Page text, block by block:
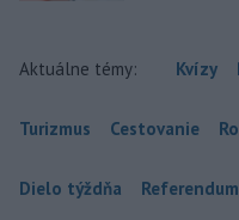
Aktuálne témy: Kvízy
Turizmus Cestovanie
Dielo týždňa Referendum